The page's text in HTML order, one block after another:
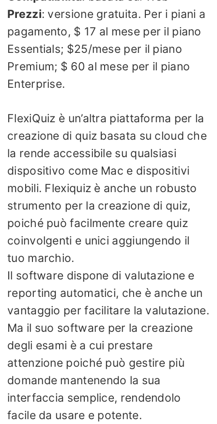
Prezzi: versione gratuita. Per i piani a
pagamento, $ 17 al mese per il piano
Essentials; $25/mese per il piano
Premium; $ 60 al mese per il piano
Enterprise.
FlexiQuiz è un’altra piattaforma per la
creazione di quiz basata su cloud che
la rende accessibile su qualsiasi
dispositivo come Mac e dispositivi
mobili. Flexiquiz è anche un robusto
strumento per la creazione di quiz,
poiché può facilmente creare quiz
coinvolgenti e unici aggiungendo il
tuo marchio.
Il software dispone di valutazione e
reporting automatici, che è anche un
vantaggio per facilitare la valutazione.
Ma il suo software per la creazione
degli esami è a cui prestare
attenzione poiché può gestire più
domande mantenendo la sua
interfaccia semplice, rendendolo
facile da usare e potente.